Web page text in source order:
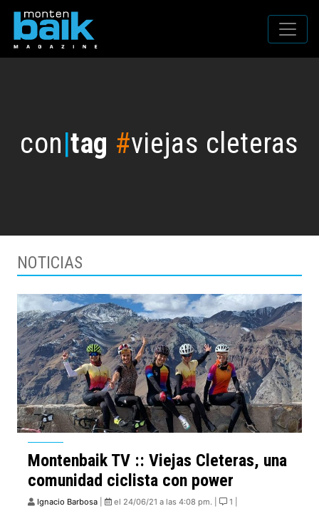
con|tag #viejas cleteras
NOTICIAS
Montenbaik TV :: Viejas Cleteras, una
comunidad ciclista con power
Ignacio Barbosa el 24/06/21 a las 4:08 pm. | 1 |